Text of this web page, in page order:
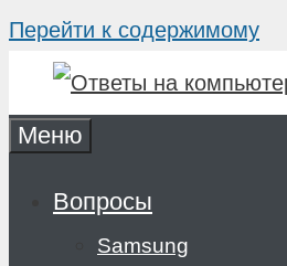
Перейти к содержимому
Меню
Вопросы
Samsung